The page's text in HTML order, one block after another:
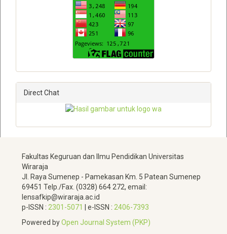
Direct Chat
Fakultas Keguruan dan Ilmu Pendidikan Universitas
Wiraraja
Jl. Raya Sumenep - Pamekasan Km. 5 Patean Sumenep
69451 Telp./Fax (0328) 664 272, email:
lensafkip@wiraraja.ac.id
p-ISSN : 2301-5071 | e-ISSN : 2406-7393
Powered byOpen Journal System (PKP)